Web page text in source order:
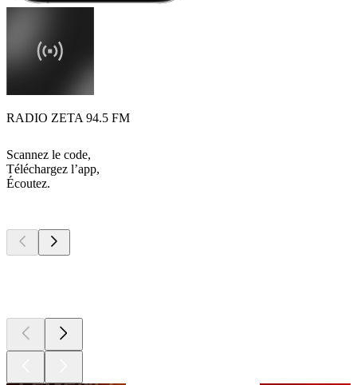
RADIO ZETA 94.5 FM
Scannez le code,
Téléchargez l’app,
Écoutez.